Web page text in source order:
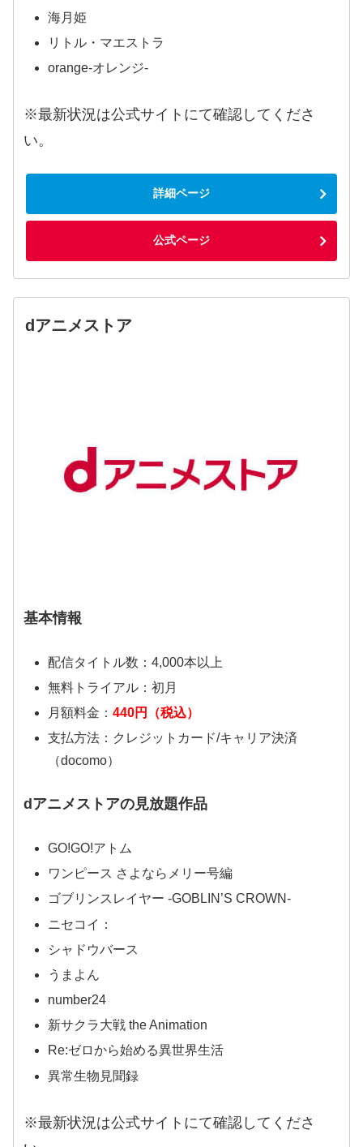
海月姫
リトル・マエストラ
orange-オレンジ-
※最新状況は公式サイトにて確認してくださ
い。
詳細ページ
公式ページ
dアニメストア
基本情報
配信タイトル数：4,000本以上
無料トライアル：初月
月額料金： 440円（税込）
支払方法：クレジットカード/キャリア決済
（docomo）
dアニメストアの見放題作品
GO!GO!アトム
ワンピース さよならメリー号編
ゴブリンスレイヤー -GOBLIN’S CROWN-
ニセコイ：
シャドウバース
うまよん
number24
新サクラ大戦 the Animation
Re:ゼロから始める異世界生活
異常生物見聞録
※最新状況は公式サイトにて確認してくださ